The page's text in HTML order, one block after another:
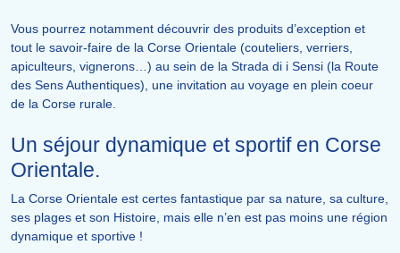
Vous pourrez notamment découvrir des produits d’exception et
tout le savoir-faire de la Corse Orientale (couteliers, verriers,
apiculteurs, vignerons…) au sein de la Strada di i Sensi (la Route
des Sens Authentiques), une invitation au voyage en plein coeur
de la Corse rurale.
Un séjour dynamique et sportif en Corse
Orientale.
La Corse Orientale est certes fantastique par sa nature, sa culture,
ses plages et son Histoire, mais elle n’en est pas moins une région
dynamique et sportive !